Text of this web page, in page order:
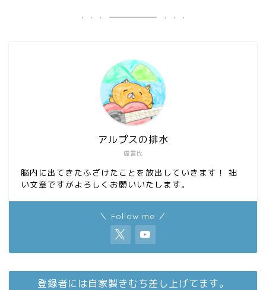
虚言氏
アルプスの排水
脳内に出てきたふざけたことを放出していきます！ 拙
い文章ですがよろしくお願いいたします。
＼ Follow me ／
登録者には自家製きむち差し上げてます。